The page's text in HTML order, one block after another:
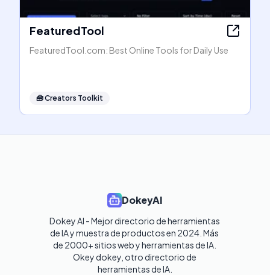
FeaturedTool
FeaturedTool.com: Best Online Tools for Daily Use
🧰Creators Toolkit
DokeyAI
Dokey AI - Mejor directorio de herramientas
de IA y muestra de productos en 2024. Más
de 2000+ sitios web y herramientas de IA.
Okey dokey, otro directorio de
herramientas de IA.